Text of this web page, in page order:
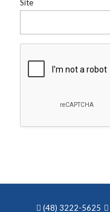
Site
(48) 3222-5625